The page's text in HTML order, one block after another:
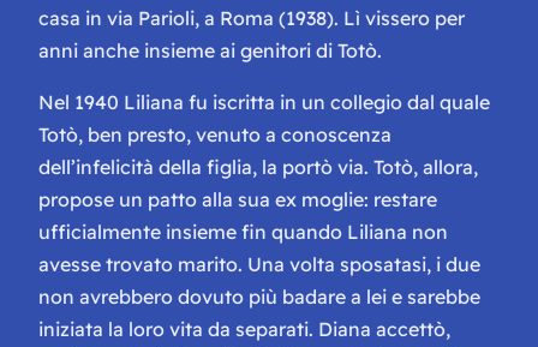
casa in via Parioli, a Roma (1938). Lì vissero per
anni anche insieme ai genitori di Totò.
Nel 1940 Liliana fu iscritta in un collegio dal quale
Totò, ben presto, venuto a conoscenza
dell’infelicità della figlia, la portò via. Totò, allora,
propose un patto alla sua ex moglie: restare
ufficialmente insieme fin quando Liliana non
avesse trovato marito. Una volta sposatasi, i due
non avrebbero dovuto più badare a lei e sarebbe
iniziata la loro vita da separati. Diana accettò,